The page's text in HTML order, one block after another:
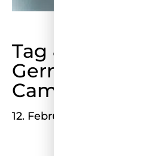
Tag 8 und 9 im
Germany
Camp
12. Februar 2022